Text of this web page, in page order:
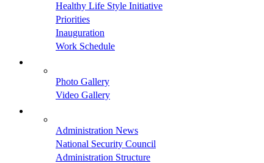
Healthy Life Style Initiative
Priorities
Inauguration
Work Schedule
Photo Gallery
Video Gallery
Administration News
National Security Council
Administration Structure